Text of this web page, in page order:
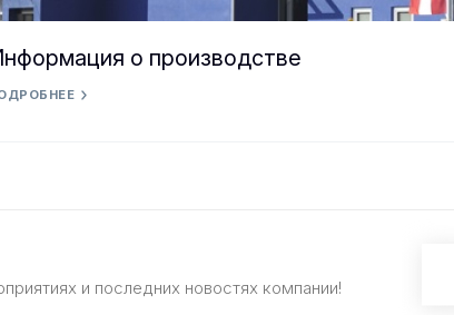
о производстве
и последних новостях компании!